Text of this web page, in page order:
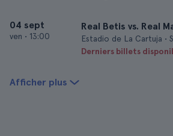
04 sept
ven • 13:00
Real Betis vs. Real
Estadio de La Cartuja •
Derniers billets
Afficher plus